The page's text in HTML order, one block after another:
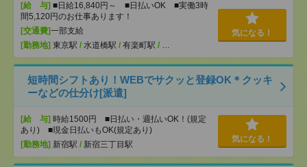
[給 与] ■日給16,840円～ ■日払いOK ■実働3時
間5,120円のお仕事あります！
[交通費]一部支給
[勤務地] 東京駅 / 水道橋駅 / 有楽町駅 / …
気になる！
短時間シフトあり！WEBでサクッと登録OK＊クッキ
ーなどの仕分け[派遣]
[給 与] 時給1500円 ■日払い・週払いOK！(規定
あり) ■現金日払いもOK(規定あり)
[勤務地] 新宿駅 / 新宿三丁目駅
気になる！